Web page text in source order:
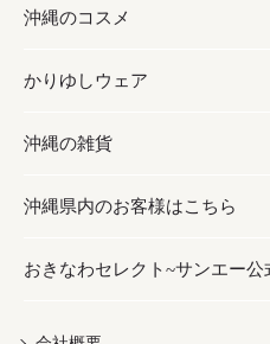
沖縄そば／乾麺
レトルト食品
乾物／粉類
塩
お酢／ドレッシング
しょうゆ
みそ
だし／スパイス／島唐辛子
黒糖
ちんすこう
伝統菓子
スナック
おつまみ
紅芋
お酒・ドリンク
泡盛
ビール・チューハイ
ワイン・ウィスキー・カクテ
ドリンク
茶葉
沖縄のコスメ
コスメ
スキンケア
ボディケア
ヘアケア
UVケア
かりゆしウェア
かりゆしウェア
メンズ
レディース
沖縄の雑貨
雑貨
沖縄ファッション
伝統工芸品
沖縄県内のお客様はこちら
おきなわセレクト~サンエー公